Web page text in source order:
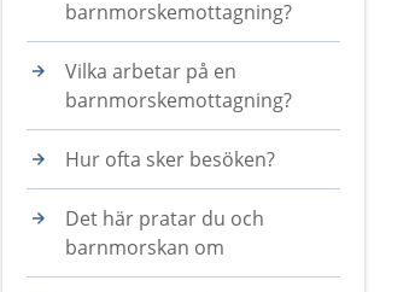
barnmorskemottagning?
Vilka arbetar på en
barnmorskemottagning?
Hur ofta sker besöken?
Det här pratar du och
barnmorskan om